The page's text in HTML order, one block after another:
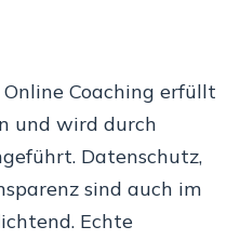
Online Coaching erfüllt
und wird durch
Datenschutz,
sind auch im
Echte